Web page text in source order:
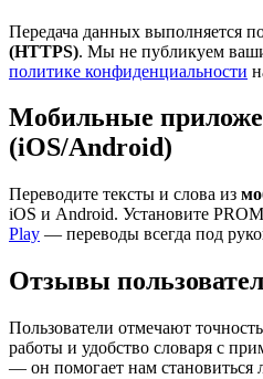
Передача данных выполняется
(HTTPS). Мы не публикуем
политике конфиденциальности
Мобильные
(iOS/Android)
Переводите тексты и слова из
iOS и Android. Установите
Play — переводы всегда под
Отзывы
Пользователи отмечают
работы и удобство словаря с
— он помогает нам становиться